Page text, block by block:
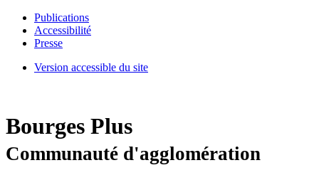
Publications
Accessibilité
Presse
Version accessible du site
Bourges Plus
Communauté d'agglomération